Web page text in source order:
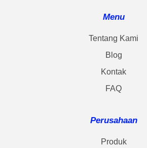
Menu
Tentang Kami
Blog
Kontak
FAQ
Perusahaan
Produk